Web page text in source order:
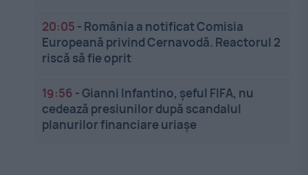
20:05 - România a notificat Comisia
Europeană privind Cernavodă. Reactorul 2
riscă să fie oprit
19:56 -Gianni Infantino, șeful FIFA, nu
cedează presiunilor după scandalul
planurilor financiare uriașe